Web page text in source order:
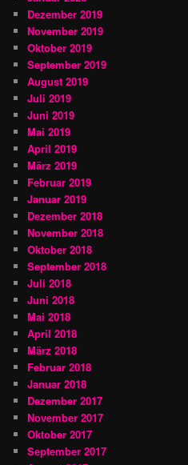
Dezember 2019
November 2019
Oktober 2019
September 2019
August 2019
Juli 2019
Juni 2019
Mai 2019
April 2019
März 2019
Februar 2019
Januar 2019
Dezember 2018
November 2018
Oktober 2018
September 2018
Juli 2018
Juni 2018
Mai 2018
April 2018
März 2018
Februar 2018
Januar 2018
Dezember 2017
November 2017
Oktober 2017
September 2017